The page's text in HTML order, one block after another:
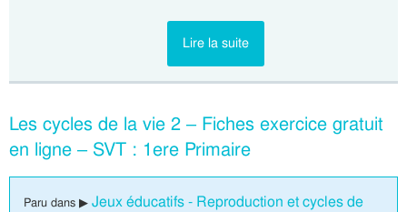
Lire la suite
Les cycles de la vie 2 – Fiches exercice gratuit
en ligne – SVT : 1ere Primaire
Paru dans ▶ Jeux éducatifs - Reproduction et cycles de